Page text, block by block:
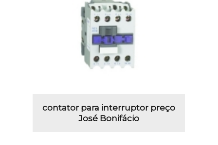
contator para interruptor preço
José Bonifácio